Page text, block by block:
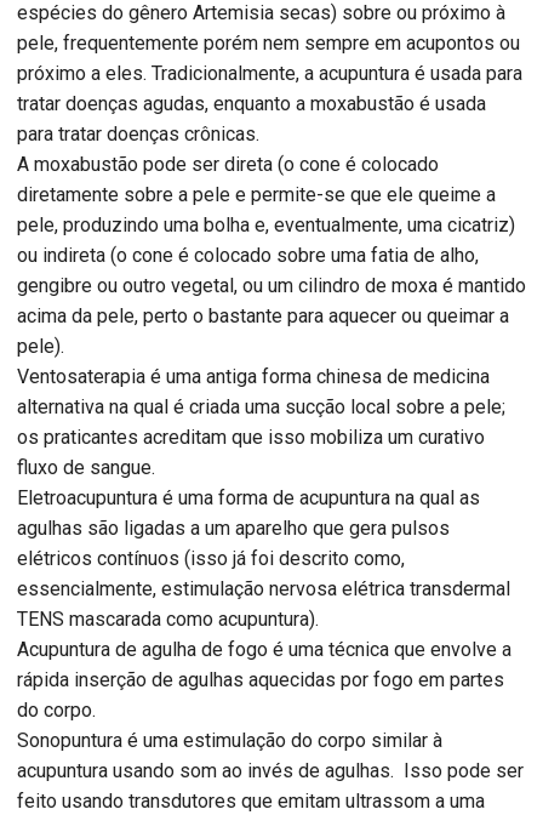
espécies do gênero Artemisia secas) sobre ou próximo à
pele, frequentemente porém nem sempre em acupontos ou
próximo a eles. Tradicionalmente, a acupuntura é usada para
tratar doenças agudas, enquanto a moxabustão é usada
para tratar doenças crônicas.
A moxabustão pode ser direta (o cone é colocado
diretamente sobre a pele e permite-se que ele queime a
pele, produzindo uma bolha e, eventualmente, uma cicatriz)
ou indireta (o cone é colocado sobre uma fatia de alho,
gengibre ou outro vegetal, ou um cilindro de moxa é mantido
acima da pele, perto o bastante para aquecer ou queimar a
pele).
Ventosaterapia é uma antiga forma chinesa de medicina
alternativa na qual é criada uma sucção local sobre a pele;
os praticantes acreditam que isso mobiliza um curativo
fluxo de sangue.
Eletroacupuntura é uma forma de acupuntura na qual as
agulhas são ligadas a um aparelho que gera pulsos
elétricos contínuos (isso já foi descrito como,
essencialmente, estimulação nervosa elétrica transdermal
TENS mascarada como acupuntura).
Acupuntura de agulha de fogo é uma técnica que envolve a
rápida inserção de agulhas aquecidas por fogo em partes
do corpo.
Sonopuntura é uma estimulação do corpo similar à
acupuntura usando som ao invés de agulhas. Isso pode ser
feito usando transdutores que emitam ultrassom a uma